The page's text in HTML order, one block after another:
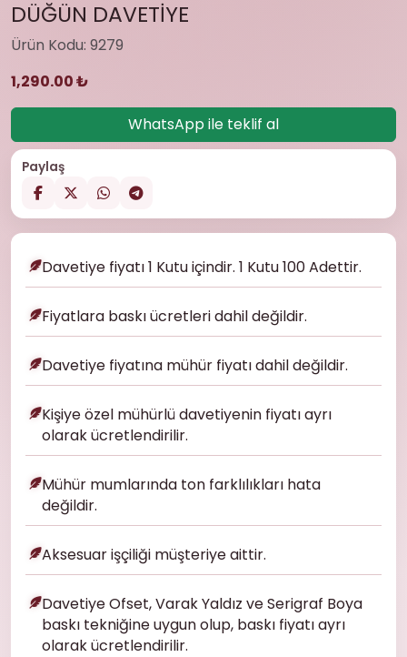
DÜĞÜN DAVETİYE
Ürün Kodu: 9279
1,290.00 ₺
WhatsApp ile teklif al
Paylaş
Davetiye fiyatı 1 Kutu içindir. 1 Kutu 100 Adettir.
Fiyatlara baskı ücretleri dahil değildir.
Davetiye fiyatına mühür fiyatı dahil değildir.
Kişiye özel mühürlü davetiyenin fiyatı ayrı
olarak ücretlendirilir.
Mühür mumlarında ton farklılıkları hata
değildir.
Aksesuar işçiliği müşteriye aittir.
Davetiye Ofset, Varak Yaldız ve Serigraf Boya
baskı tekniğine uygun olup, baskı fiyatı ayrı
olarak ücretlendirilir.